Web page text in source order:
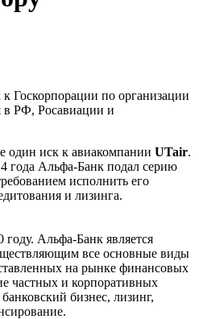
Госкорпорации по организации
в РФ, Росавиации и
один иск к авиакомпании UTair.
года Альфа-Банк подал серию
исполнить его
и лизинга.
году. Альфа-Банк является
все основные виды
на рынке финансовых
частных и корпоративных
бизнес, лизинг,